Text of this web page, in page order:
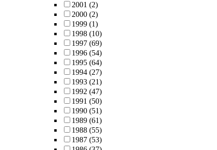
2001 (2)
2000 (2)
1999 (1)
1998 (10)
1997 (69)
1996 (54)
1995 (64)
1994 (27)
1993 (21)
1992 (47)
1991 (50)
1990 (51)
1989 (61)
1988 (55)
1987 (53)